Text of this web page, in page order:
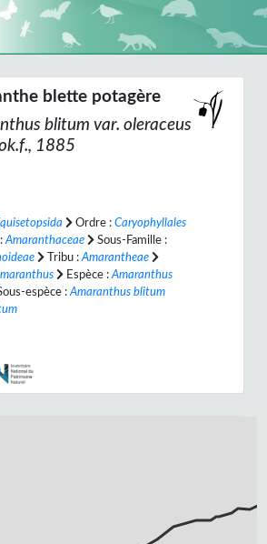
blette potagère
blitum var. oleraceus
1885
Ordre : Caryophyllales
Amaranthaceae
Sous-Famille :
Tribu : Amarantheae
Espèce : Amaranthus
espèce : Amaranthus blitum